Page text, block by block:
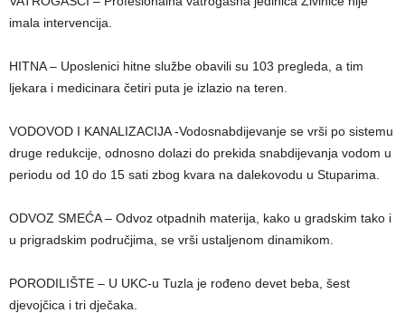
imala intervencija.
HITNA – Uposlenici hitne službe obavili su 103 pregleda, a tim
ljekara i medicinara četiri puta je izlazio na teren.
VODOVOD I KANALIZACIJA -Vodosnabdijevanje se vrši po sistemu
druge redukcije, odnosno dolazi do prekida snabdijevanja vodom u
periodu od 10 do 15 sati zbog kvara na dalekovodu u Stuparima.
ODVOZ SMEĆA – Odvoz otpadnih materija, kako u gradskim tako i
u prigradskim područjima, se vrši ustaljenom dinamikom.
PORODILIŠTE – U UKC-u Tuzla je rođeno devet beba, šest
djevojčica i tri dječaka.